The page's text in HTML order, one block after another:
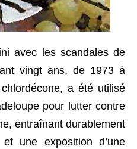
avec les scandales de
vingt ans, de 1973 à
a été utilisé
pour lutter contre
entraînant durablement
une exposition d’une